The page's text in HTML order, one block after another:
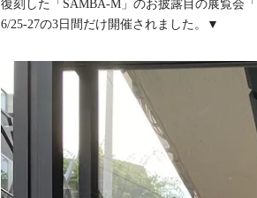
復刻した「SAMBA-M」のお披露目の展覧会
6/25-27の3日間だけ開催されました。▼